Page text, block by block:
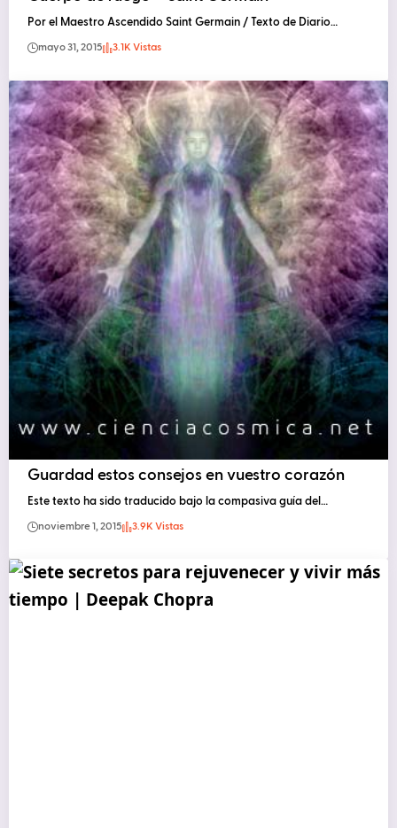
Por el Maestro Ascendido Saint Germain / Texto de Diario…
mayo 31, 2015 3.1K Vistas
Guardad estos consejos en vuestro corazón
Este texto ha sido traducido bajo la compasiva guía del…
noviembre 1, 2015 3.9K Vistas